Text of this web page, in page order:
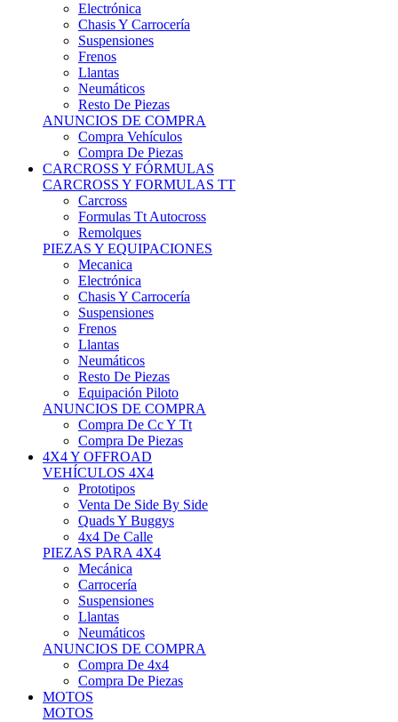
Suspensiones
Frenos
Llantas
Neumáticos
Resto De Piezas
ANUNCIOS DE COMPRA
Compra Vehículos
Compra De Piezas
CARCROSS Y FÓRMULAS
CARCROSS Y FORMULAS TT
Carcross
Formulas Tt Autocross
Remolques
PIEZAS Y EQUIPACIONES
Mecanica
Electrónica
Chasis Y Carrocería
Suspensiones
Frenos
Llantas
Neumáticos
Resto De Piezas
Equipación Piloto
ANUNCIOS DE COMPRA
Compra De Cc Y Tt
Compra De Piezas
4X4 Y OFFROAD
VEHÍCULOS 4X4
Prototipos
Venta De Side By Side
Quads Y Buggys
4x4 De Calle
PIEZAS PARA 4X4
Mecánica
Carrocería
Suspensiones
Llantas
Neumáticos
ANUNCIOS DE COMPRA
Compra De 4x4
Compra De Piezas
MOTOS
MOTOS
Motos De Circuito